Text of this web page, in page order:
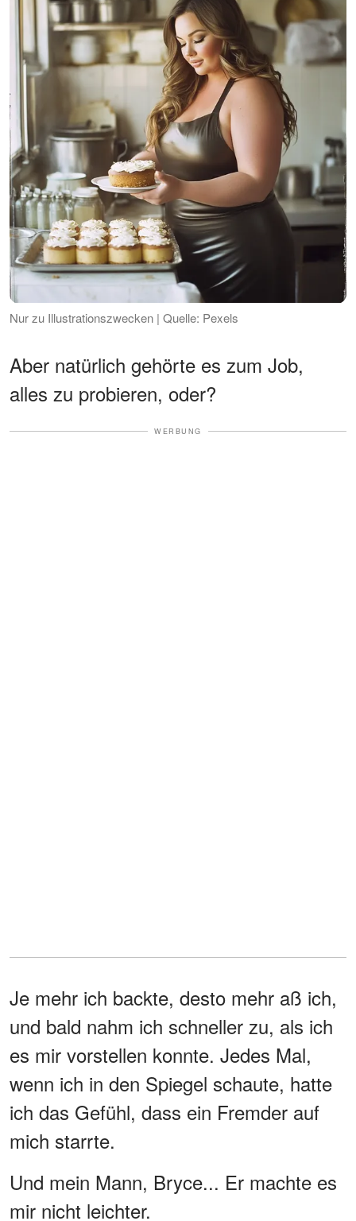
Nur zu Illustrationszwecken | Quelle: Pexels
Aber natürlich gehörte es zum Job,
alles zu probieren, oder?
WERBUNG
Je mehr ich backte, desto mehr aß ich,
und bald nahm ich schneller zu, als ich
es mir vorstellen konnte. Jedes Mal,
wenn ich in den Spiegel schaute, hatte
ich das Gefühl, dass ein Fremder auf
mich starrte.
Und mein Mann, Bryce... Er machte es
mir nicht leichter.